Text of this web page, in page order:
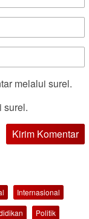
melalui surel.
surel.
Internasional
Politik